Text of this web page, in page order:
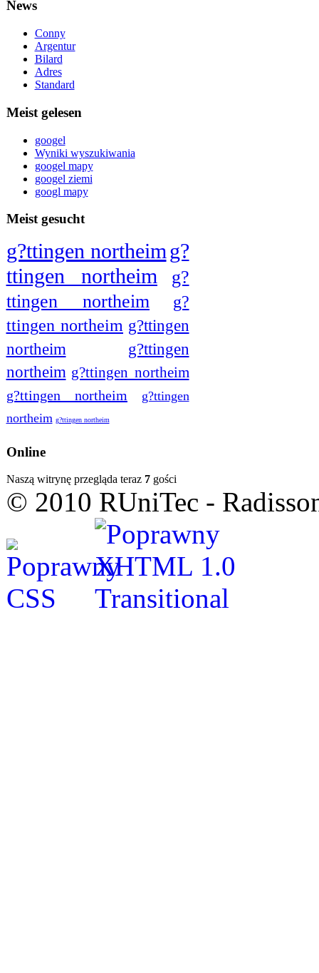
News
Conny
Argentur
Bilard
Adres
Standard
Meist gelesen
googel
Wyniki wyszukiwania
googel mapy
googel ziemi
googl mapy
Meist gesucht
g?ttingen northeimg?
ttingen northeim
g?
ttingen northeim
g?
ttingen northeim g?ttingen
northeim
g?ttingen
northeim g?ttingen northeim
g?ttingen northeim
g?ttingen
northeim g?ttingen northeim
Online
Naszą witrynę przegląda teraz 7gości
© 2010 RUniTec -